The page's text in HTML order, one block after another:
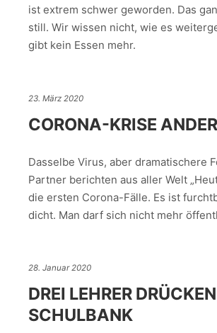
ist extrem schwer geworden. Das
still. Wir wissen nicht, wie es
gibt kein Essen mehr.
23. März 2020
CORONA-KRISE
Dasselbe Virus, aber dramatischere
Partner berichten aus aller Welt
die ersten Corona-Fälle. Es ist
dicht. Man darf sich nicht mehr
28. Januar 2020
DREI LEHRER
SCHULBANK